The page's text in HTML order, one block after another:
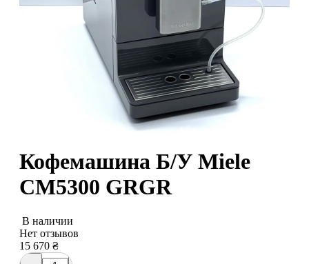
Кофемашина Б/У Miele
CM5300 GRGR
В наличии
Нет отзывов
15 670 ₴